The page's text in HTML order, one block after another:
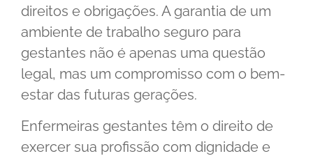
direitos e obrigações. A garantia de um
ambiente de trabalho seguro para
gestantes não é apenas uma questão
legal, mas um compromisso com o bem-
estar das futuras gerações.
Enfermeiras gestantes têm o direito de
exercer sua profissão com dignidade e